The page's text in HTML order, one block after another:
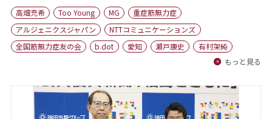
出版物
会社概要
高畑充希 Too Young MG
重症筋無力症
アルジェニクスジャパン
NTTコミュニケーションズ
全国筋無力症友の会
b.dot 愛知 瀬戸康史
有村架純
もっと見る